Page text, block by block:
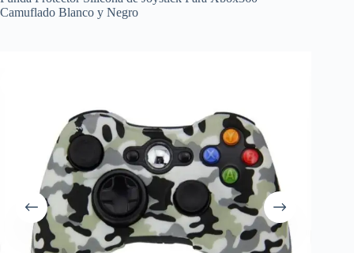
Camuflado Blanco y Negro